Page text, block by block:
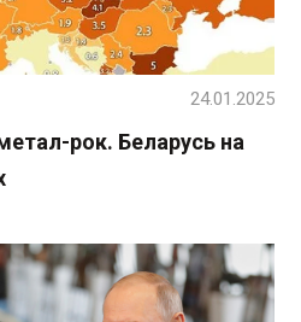
рок. Беларусь на
24.01.2025